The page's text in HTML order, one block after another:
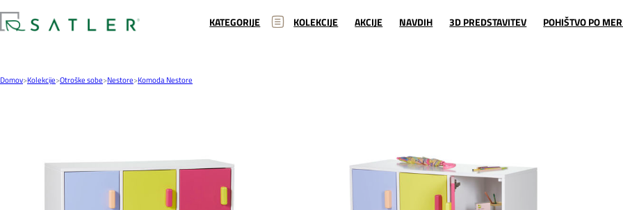
KATEGORIJE KOLEKCIJE AKCIJE NAVDIH 3D PREDSTAVITEV POHIŠTVO PO
Domov>Kolekcije>Otroške sobe>Nestore>Komoda Nestore